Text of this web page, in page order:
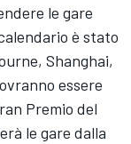
le gare
è stato
Shanghai,
essere
Premio del
le gare dalla